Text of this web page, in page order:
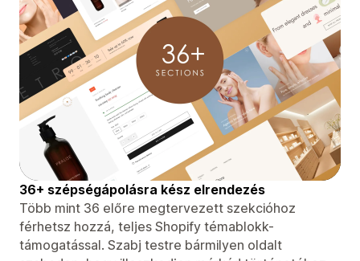
36+ szépségápolásra kész elrendezés
Több mint 36 előre megtervezett szekcióhoz
férhetsz hozzá, teljes Shopify témablokk-
támogatással. Szabj testre bármilyen oldalt